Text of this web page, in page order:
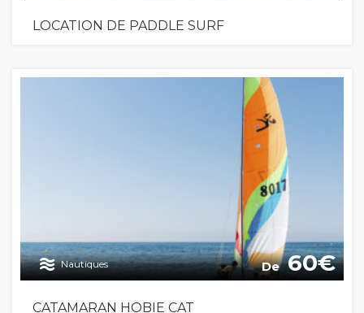
LOCATION DE PADDLE SURF
Nautiques De 60
CATAMARAN HOBIE CAT